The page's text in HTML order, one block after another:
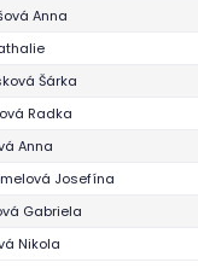
Anna
Šárka
Radka
Anna
Josefína
Gabriela
Nikola